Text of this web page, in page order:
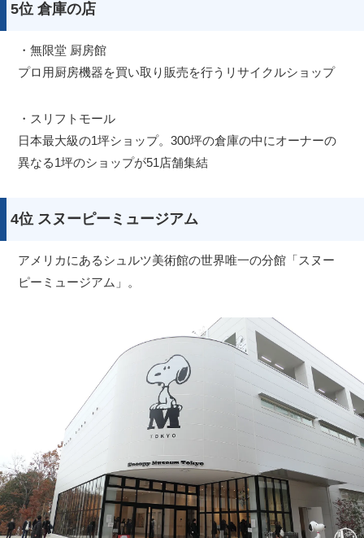
5位 倉庫の店
・無限堂 厨房館
プロ用厨房機器を買い取り販売を行うリサイクルショップ
・スリフトモール
日本最大級の1坪ショップ。300坪の倉庫の中にオーナーの
異なる1坪のショップが51店舗集結
4位 スヌーピーミュージアム
アメリカにあるシュルツ美術館の世界唯一の分館「スヌー
ピーミュージアム」。